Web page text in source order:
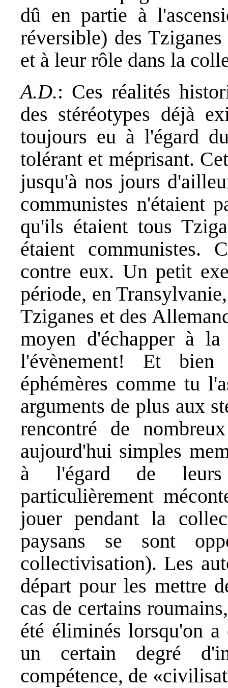
dû en partie à
réversible) des
et à leur rôle dans la
A.D.: Ces réalités
des stéréotypes déjà
toujours eu à l'égard
tolérant et méprisant.
jusqu'à nos jours
communistes n'étaient
qu'ils étaient tous
étaient communistes.
contre eux. Un petit
période, en
Tziganes et des
moyen d'échapper à
l'évènement! Et bien
éphémères comme tu
arguments de plus aux
rencontré de
aujourd'hui simples
à l'égard de leurs
particulièrement
jouer pendant la
paysans se sont
collectivisation). Les
départ pour les mettre
cas de certains
été éliminés lorsqu'on
un certain degré
compétence, de